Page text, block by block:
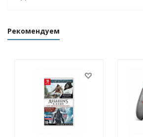
Рекомендуем